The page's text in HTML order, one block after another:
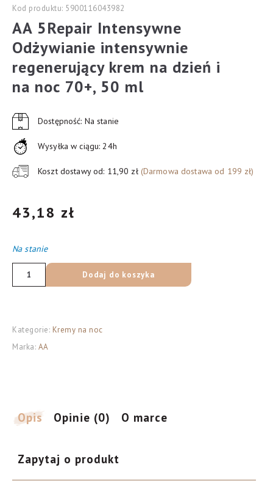
Kod produktu: 5900116043982
AA 5Repair Intensywne
Odżywianie intensywnie
regenerujący krem na dzień i
na noc 70+, 50 ml
Dostępność: Na stanie
Wysyłka w ciągu: 24h
Koszt dostawy od: 11,90 zł (Darmowa dostawa od 199 zł)
43,18 zł
Na stanie
ilość
AA
Odżywianie
intensywnie
dzień
noc
Dodaj do koszyka
Kategorie: Kremy na noc
Marka: AA
Opis Opinie (0) O marce
Zapytaj o produkt